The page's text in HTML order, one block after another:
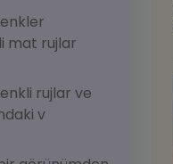
mat rujlar
rujlar ve
v